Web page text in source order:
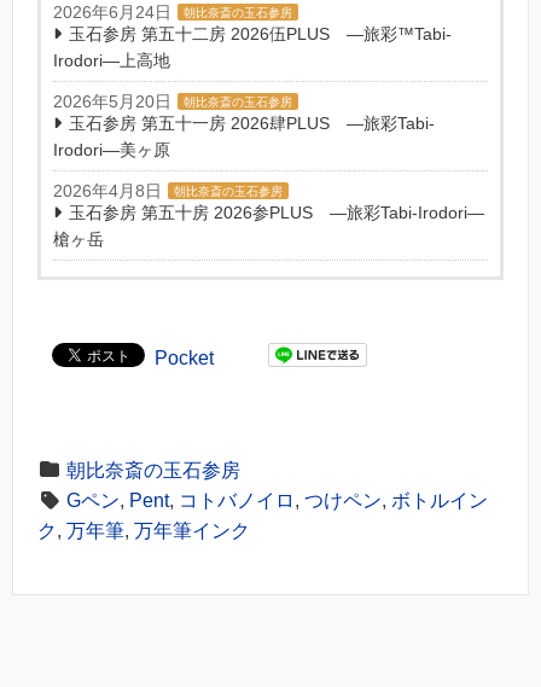
2026年6月24日 朝比奈斎の玉石参房
玉石参房 第五十二房 2026伍PLUS ―旅彩™Tabi-
Irodori―上高地
2026年5月20日 朝比奈斎の玉石参房
玉石参房 第五十一房 2026肆PLUS ―旅彩Tabi-
Irodori―美ヶ原
2026年4月8日 朝比奈斎の玉石参房
玉石参房 第五十房 2026参PLUS ―旅彩Tabi-Irodori―
槍ヶ岳
Pocket
朝比奈斎の玉石参房
Gペン, Pent, コトバノイロ , つけペン, ボトルイン
ク, 万年筆, 万年筆インク